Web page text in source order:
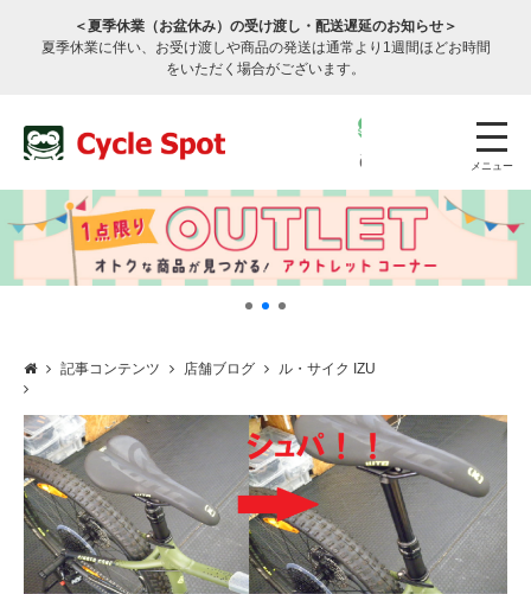
＜夏季休業（お盆休み）の受け渡し・配送遅延のお知らせ＞
夏季休業に伴い、お受け渡しや商品の発送は通常より1週間ほどお時間
をいただく場合がございます。
メニュー
サービスのご案内
サービス全般
記事コンテンツ 店舗ブログ ル・サイク IZU